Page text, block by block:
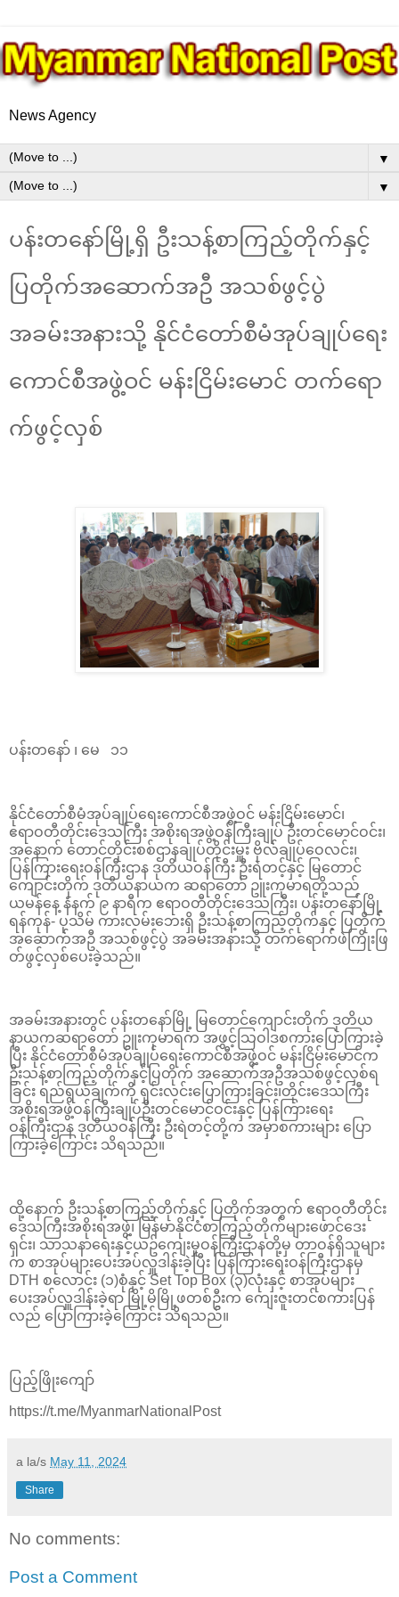
News Agency
▼
▼
ပန်းတနော်မြို့ရှိ ဦးသန့်စာကြည့်တိုက်နှင့်
ပြတိုက်အဆောက်အဦ အသစ်ဖွင့်ပွဲ
အခမ်းအနားသို့ နိုင်ငံတော်စီမံအုပ်ချုပ်ရေး
ကောင်စီအဖွဲ့ဝင် ​မန်းငြိမ်းမောင် တက်ရော
က်ဖွင့်လှစ်
ပန်းတနော် ၊ မေ ၁၁
နိုင်ငံတော်စီမံအုပ်ချုပ်ရေးကောင်စီအဖွဲ့ဝင် မန်းငြိမ်းမောင်၊
ဧရာဝတီတိုင်းဒေသကြီး အစိုးရအဖွဲ့ဝန်ကြီးချုပ် ဦးတင်မောင်ဝင်း၊
အနောက် တောင်တိုင်းစစ်ဌာနချုပ်တိုင်းမှူး ဗိုလ်ချုပ်ဝေလင်း၊
ပြန်ကြားရေးဝန်ကြီးဌာန ဒုတိယဝန်ကြီး ဦးရဲတင့်နှင့် မြတောင်
ကျောင်းတိုက် ဒုတိယနာယက ဆရာတော် ဥူးကုမာရတို့သည်
ယမန်နေ့ နံနက် ၉ နာရီက ဧရာဝတီတိုင်းဒေသကြီး၊ ပန်းတနော်မြို့
ရန်ကုန်- ပုသိမ် ကားလမ်းဘေးရှိ ဦးသန့်စာကြည့်တိုက်နှင့် ပြတိုက်
အဆောက်အဦ အသစ်ဖွင့်ပွဲ အခမ်းအနားသို့ တက်ရောက်ဖဲကြိုးဖြ
တ်ဖွင့်လှစ်ပေးခဲ့သည်။
အခမ်းအနားတွင် ပန်းတနော်မြို့ မြတောင်ကျောင်းတိုက် ဒုတိယ
နာယကဆရာတော် ဥူးကုမာရက အဖွင့်သြဝါဒစကားပြောကြားခဲ့
ပြီး နိုင်ငံတော်စီမံအုပ်ချုပ်ရေးကောင်စီအဖွဲ့ဝင် မန်းငြိမ်းမောင်က
ဦးသန့်စာကြည့်တိုက်နှင့်ပြတိုက် အဆောက်အဦအသစ်ဖွင့်လှစ်ရ
ခြင်း ရည်ရွယ်ချက်ကို ရှင်းလင်းပြောကြားခြင်း၊တိုင်းဒေသကြီး
အစိုးရအဖွဲ့ဝန်ကြီးချုပ်ဦးတင်မောင်ဝင်းနှင့် ပြန်ကြားရေး
ဝန်ကြီးဌာန ဒုတိယဝန်ကြီး ဦးရဲတင့်တို့က အမှာစကားများ ပြော
ကြားခဲ့ကြောင်း သိရသည်။
ထို့နောက် ဦးသန့်စာကြည့်တိုက်နှင့် ပြတိုက်အတွက် ဧရာဝတီတိုင်း
ဒေသကြီးအစိုးရအဖွဲ့၊ မြန်မာနိုင်ငံစာကြည့်တိုက်များဖောင်ဒေး
ရှင်း၊ သာသနာရေးနှင့်ယဥ်ကျေးမှုဝန်ကြီးဌာနတို့မှ တာဝန်ရှိသူများ
က စာအုပ်များပေးအပ်လှူဒါန်းခဲ့ပြီး ပြန်ကြားရေးဝန်ကြီးဌာနမှ
DTH စလောင်း (၁)စုံနှင့် Set Top Box (၃)လုံးနှင့် စာအုပ်များ
ပေးအပ်လှူဒါန်းခဲ့ရာ မြို့မိမြို့ဖတစ်ဦးက ကျေးဇူးတင်စကားပြန်
လည် ပြောကြားခဲ့ကြောင်း သိရသည်။
ပြည့်ဖြိုးကျော်
https://t.me/MyanmarNationalPost
a la/s May 11, 2024
Share
No comments:
Post a Comment